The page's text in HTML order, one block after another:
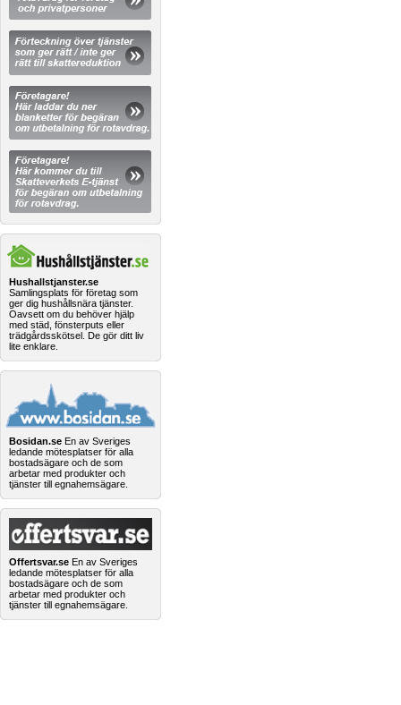
Hushallstjanster.se
Samlingsplats för företag som
ger dig hushållsnära tjänster.
Oavsett om du behöver hjälp
med städ, fönsterputs eller
trädgårdsskötsel. De gör ditt liv
lite enklare.
Bosidan.se En av Sveriges
ledande mötesplatser för alla
bostadsägare och de som
arbetar med produkter och
tjänster till egnahemsägare.
Offertsvar.se En av Sveriges
ledande mötesplatser för alla
bostadsägare och de som
arbetar med produkter och
tjänster till egnahemsägare.